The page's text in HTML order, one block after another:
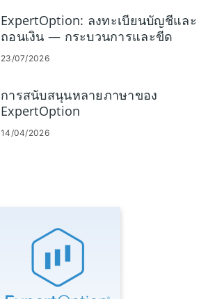
ExpertOption: ลงทะเบียนบัญชีและ
ถอนเงิน — กระบวนการและขีด
จำกัด
23/07/2026
การสนับสนุนหลายภาษาของ
ExpertOption
14/04/2026